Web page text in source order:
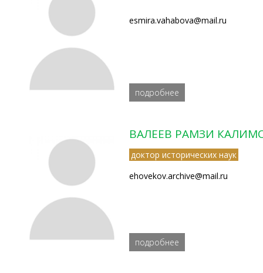
esmira.vahabova@mail.ru
подробнее
ВАЛЕЕВ РАМЗИ
доктор исторических наук
ehovekov.archive@mail.ru
подробнее